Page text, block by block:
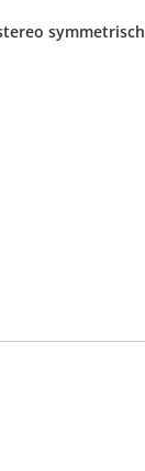
symmetrisch